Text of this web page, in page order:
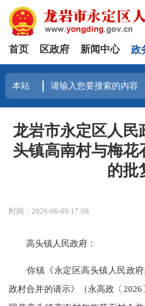
首页 区政府 新闻中心 政
龙岩市永定区人民
头镇高南村与梅花
的批
时间：2026-06-09 17:08
高头镇人民政府：
你镇《永定区高头镇人民政府
政村合并的请示》（永高政〔